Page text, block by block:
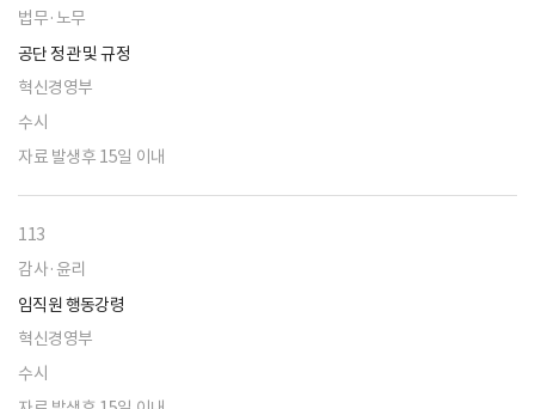
법무·노무
공단 정관 및 규정
혁신경영부
수시
자료 발생후 15일 이내
113
감사·윤리
임직원 행동강령
혁신경영부
수시